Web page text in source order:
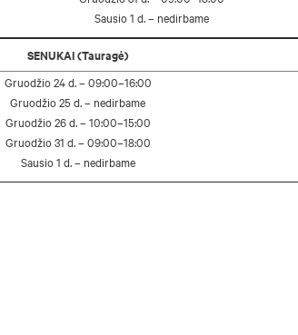
Sausio 1 d. – nedirbame
SENUKAI (Tauragė)
Gruodžio 24 d. – 09:00–16:00
Gruodžio 25 d. – nedirbame
Gruodžio 26 d. – 10:00–15:00
Gruodžio 31 d. – 09:00–18:00
Sausio 1 d. – nedirbame